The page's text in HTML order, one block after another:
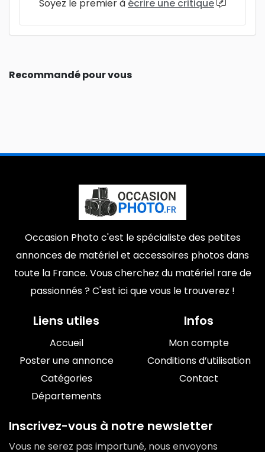
Soyez le premier à écrire une critique
Recommandé pour vous
Occasion Photo c'est le spécialiste des petites
annonces de matériel et accessoires photos dans
toute la France. Vous cherchez du matériel rare de
passionnés ? C'est ici que vous le trouverez !
Liens utiles
Accueil
Poster une annonce
Catégories
Départements
Infos
Mon compte
Conditions d’utilisation
Contact
Inscrivez-vous à notre newsletter
Vous ne serez pas importuné, nous envoyons